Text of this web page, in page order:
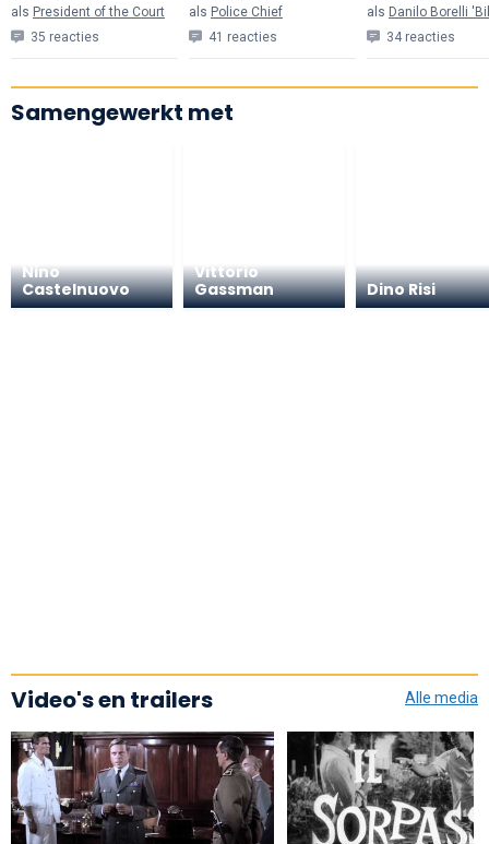
als President of the Court
35 reacties
als Police Chief
41 reacties
als Danilo Borelli
34 reacties
Samengewerkt met
Nino
Castelnuovo
Vittorio
Gassman
Dino Risi
Video's en trailers Alle media